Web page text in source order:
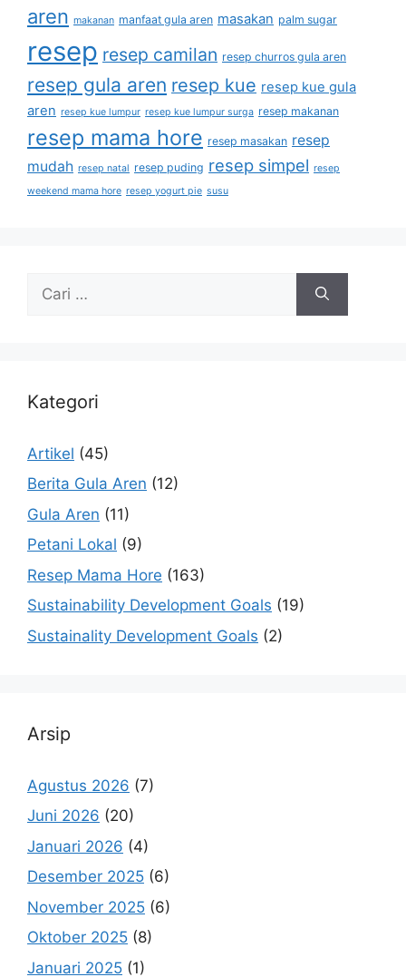
aren makanan manfaat gula aren masakan palm sugar
resep resep camilan resep churros gula aren
resep gula aren resep kue resep kue gula
aren resep kue lumpur resep kue lumpur surga resep makanan
resep mama hore resep masakan resep
mudah resep natal resep puding resep simpel resep
weekend mama hore resep yogurt pie susu
Kategori
Artikel (45)
Berita Gula Aren (12)
Gula Aren (11)
Petani Lokal (9)
Resep Mama Hore (163)
Sustainability Development Goals (19)
Sustainality Development Goals (2)
Arsip
Agustus 2026 (7)
Juni 2026 (20)
Januari 2026 (4)
Desember 2025 (6)
November 2025 (6)
Oktober 2025 (8)
Januari 2025 (1)